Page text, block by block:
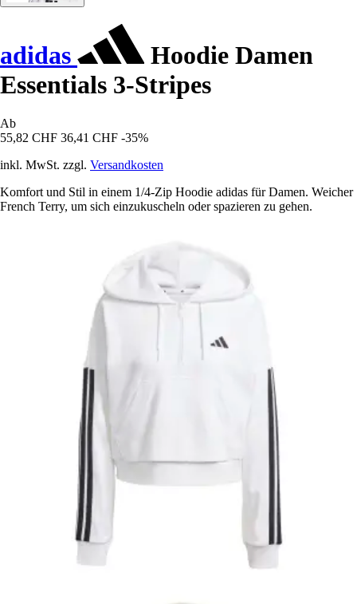
adidas
Hoodie Damen
Essentials 3-Stripes
Ab
55,82 CHF 36,41 CHF -35%
inkl. MwSt. zzgl. Versandkosten
Komfort und Stil in einem 1/4-Zip Hoodie adidas für Damen. Weicher
French Terry, um sich einzukuscheln oder spazieren zu gehen.